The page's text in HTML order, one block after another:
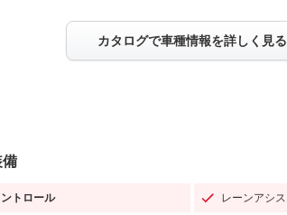
カタログで車種情報を詳しく見る
備
トロール レーンアシス